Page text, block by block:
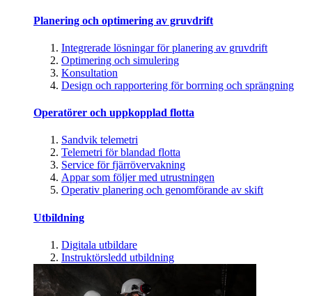
Planering och optimering av gruvdrift
Integrerade lösningar för planering av gruvdrift
Optimering och simulering
Konsultation
Design och rapportering för borrning och sprängning
Operatörer och uppkopplad flotta
Sandvik telemetri
Telemetri för blandad flotta
Service för fjärrövervakning
Appar som följer med utrustningen
Operativ planering och genomförande av skift
Utbildning
Digitala utbildare
Instruktörsledd utbildning